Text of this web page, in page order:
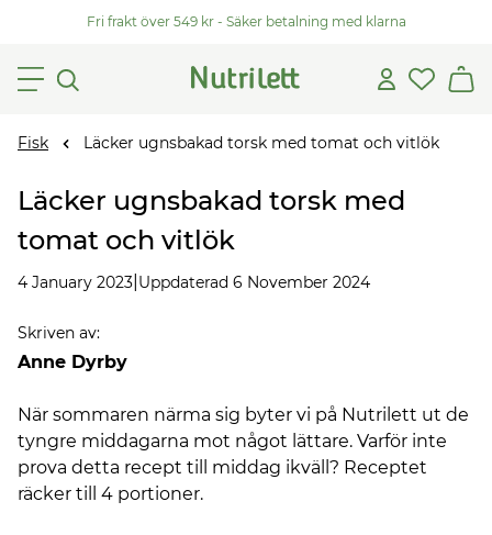
Fri frakt över 549 kr - Säker betalning med klarna
Fisk Läcker ugnsbakad torsk med tomat och vitlök
Läcker ugnsbakad torsk med
tomat och vitlök
4 January 2023 Uppdaterad 6 November 2024
Skriven av:
Anne Dyrby
När sommaren närma sig byter vi på Nutrilett ut de
tyngre middagarna mot något lättare. Varför inte
prova detta recept till middag ikväll? Receptet
räcker till 4 portioner.